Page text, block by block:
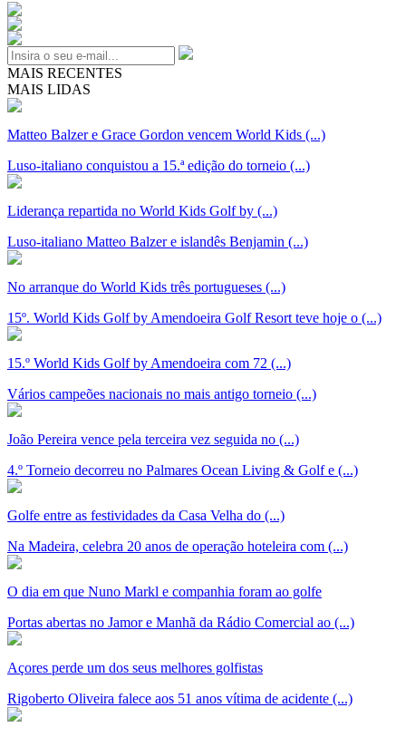
MAIS RECENTES
MAIS LIDAS
Matteo Balzer e Grace Gordon vencem World Kids (...)
Luso-italiano conquistou a 15.ª edição do torneio (...)
Liderança repartida no World Kids Golf by (...)
Luso-italiano Matteo Balzer e islandês Benjamin (...)
No arranque do World Kids três portugueses (...)
15º. World Kids Golf by Amendoeira Golf Resort teve hoje o (...)
15.º World Kids Golf by Amendoeira com 72 (...)
Vários campeões nacionais no mais antigo torneio (...)
João Pereira vence pela terceira vez seguida no (...)
4.º Torneio decorreu no Palmares Ocean Living & Golf e (...)
Golfe entre as festividades da Casa Velha do (...)
Na Madeira, celebra 20 anos de operação hoteleira com (...)
O dia em que Nuno Markl e companhia foram ao golfe
Portas abertas no Jamor e Manhã da Rádio Comercial ao (...)
Açores perde um dos seus melhores golfistas
Rigoberto Oliveira falece aos 51 anos vítima de acidente (...)